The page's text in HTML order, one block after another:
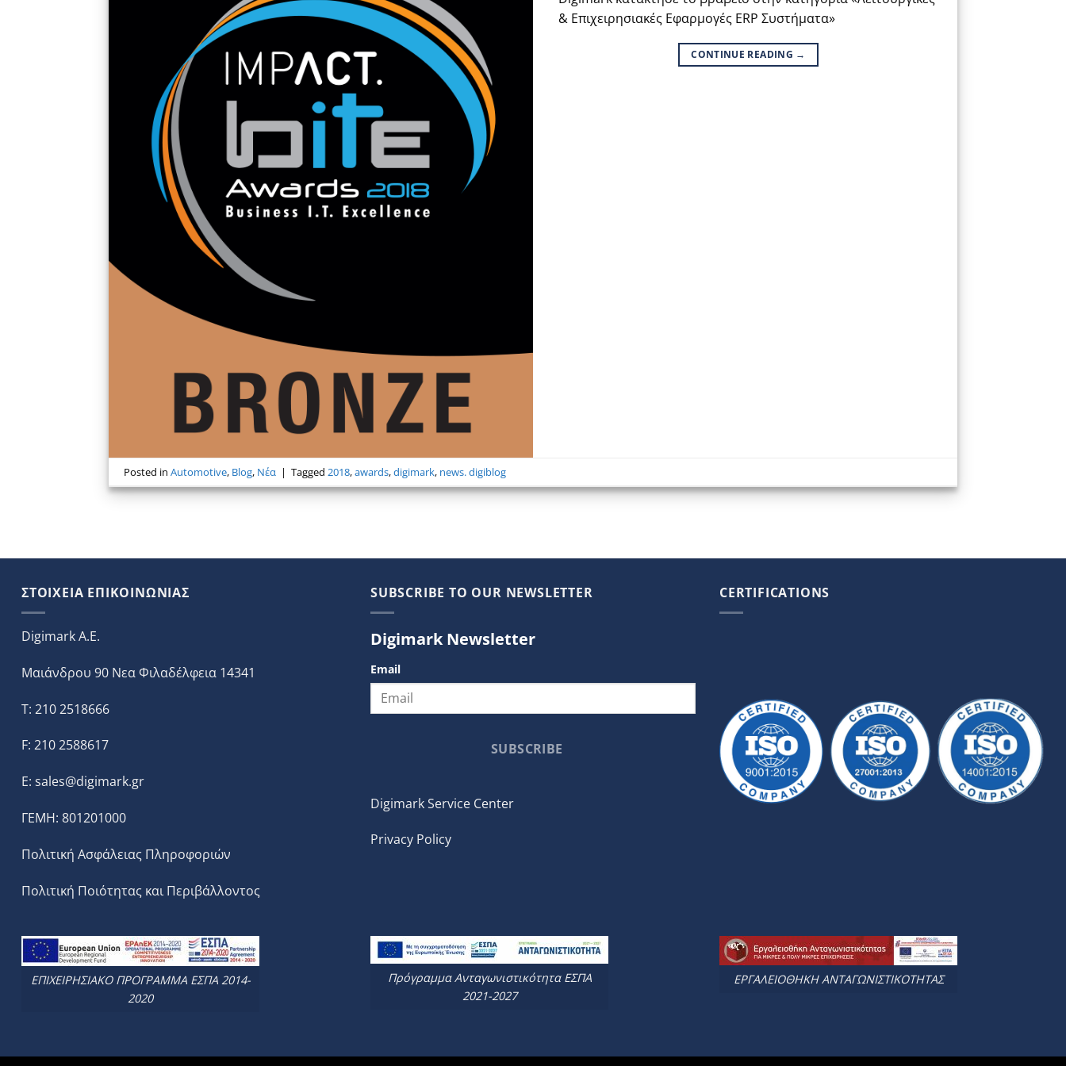
& Επιχειρησιακές Εφαρμογές ERP Συστήματα»
CONTINUE READING →
Posted inAutomotive, Blog, Νέα | Tagged2018,awards,digimark, news. digiblog
ΣΤΟΙΧΕΙΑ ΕΠΙΚΟΙΝΩΝΙΑΣ
Digimark A.E.
Μαιάνδρου 90 Νεα Φιλαδέλφεια 14341
T: 210 2518666
F: 210 2588617
E: sales@digimark.gr
ΓΕΜΗ: 801201000
Πολιτική Ασφάλειας Πληροφοριών
Πολιτική Ποιότητας και Περιβάλλοντος
SUBSCRIBE TO OUR NEWSLETTER
Digimark Newsletter
Email
SUBSCRIBE
Digimark Service Center
Privacy Policy
CERTIFICATIONS
ΕΠΙΧΕΙΡΗΣΙΑΚΟ ΠΡΟΓΡΑΜΜΑ ΕΣΠΑ 2014-
2020
Πρόγραμμα Ανταγωνιστικότητα ΕΣΠΑ
2021-2027
ΕΡΓΑΛΕΙΟΘΗΚΗ ΑΝΤΑΓΩΝΙΣΤΙΚΟΤΗΤΑΣ